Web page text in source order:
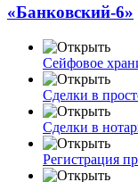
«Банковский-6»
Сейфовое
Сделки в
Сделки в
Регистрация